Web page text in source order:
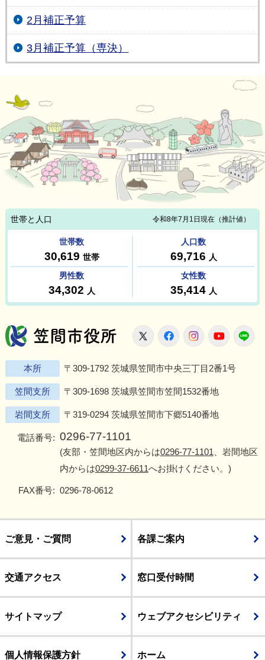
2月補正予算
3月補正予算（専決）
笠間市役所
X FacebookInstagram
本所 〒309-1792 茨城県笠間市中央三丁目2番1号
笠間支所 〒309-1698 茨城県笠間市笠間1532番地
岩間支所 〒319-0294 茨城県笠間市下郷5140番地
電話番号: 0296-77-1101
(友部・笠間地区内からは0296-77-1101 、岩間地区
内からは0299-37-6611へお掛けください。)
FAX番号: 0296-78-0612
ご意見・ご質問 各課ご案内
交通アクセス 窓口受付時間
サイトマップ ウェブアクセシビリティ
個人情報保護方針 ホーム